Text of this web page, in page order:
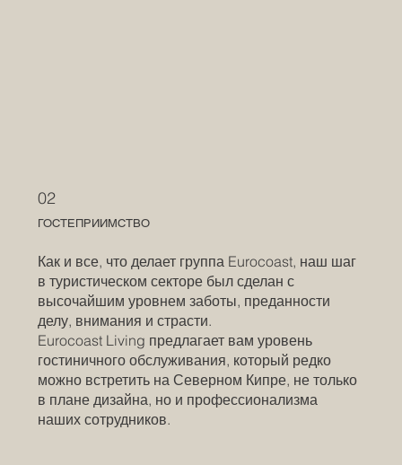
02
ГОСТЕПРИИМСТВО
Как и все, что делает группа Eurocoast, наш шаг
в туристическом секторе был сделан с
высочайшим уровнем заботы, преданности
делу, внимания и страсти.
Eurocoast Living предлагает вам уровень
гостиничного обслуживания, который редко
можно встретить на Северном Кипре, не только
в плане дизайна, но и профессионализма
наших сотрудников.